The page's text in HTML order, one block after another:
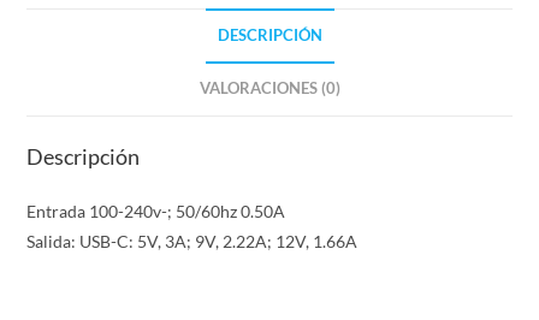
DESCRIPCIÓN
VALORACIONES (0)
Descripción
Entrada 100-240v-; 50/60hz 0.50A
Salida: USB-C: 5V, 3A; 9V, 2.22A; 12V, 1.66A